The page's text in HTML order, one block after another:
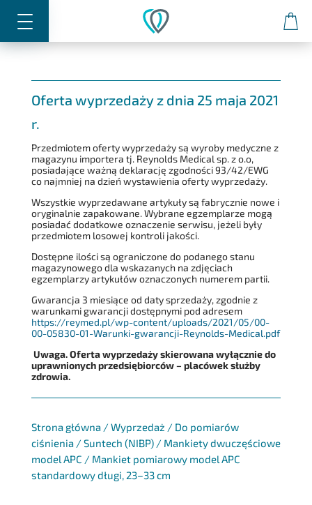
Oferta wyprzedaży z dnia 25 maja 2021
r.
Przedmiotem oferty wyprzedaży są wyroby medyczne z
magazynu importera tj. Reynolds Medical sp. z o.o,
posiadające ważną deklarację zgodności 93/42/EWG
co najmniej na dzień wystawienia oferty wyprzedaży.
Wszystkie wyprzedawane artykuły są fabrycznie nowe i
oryginalnie zapakowane. Wybrane egzemplarze mogą
posiadać dodatkowe oznaczenie serwisu, jeżeli były
przedmiotem losowej kontroli jakości.
Dostępne ilości są ograniczone do podanego stanu
magazynowego dla wskazanych na zdjęciach
egzemplarzy artykułów oznaczonych numerem partii.
Gwarancja 3 miesiące od daty sprzedaży, zgodnie z
warunkami gwarancji dostępnymi pod adresem
https://reymed.pl/wp-content/uploads/2021/05/00-
00-05830-01-Warunki-gwarancji-Reynolds-Medical.pdf
Uwaga. Oferta wyprzedaży skierowana wyłącznie do
uprawnionych przedsiębiorców – placówek służby
zdrowia.
Strona główna/ Wyprzedaż / Do pomiarów
ciśnienia/ Suntech (NIBP)/ Mankiety dwuczęściowe
model APC / Mankiet pomiarowy model APC
standardowy długi, 23–33 cm